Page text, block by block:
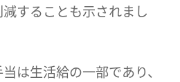
することも示されまし
は生活給の一部であり、